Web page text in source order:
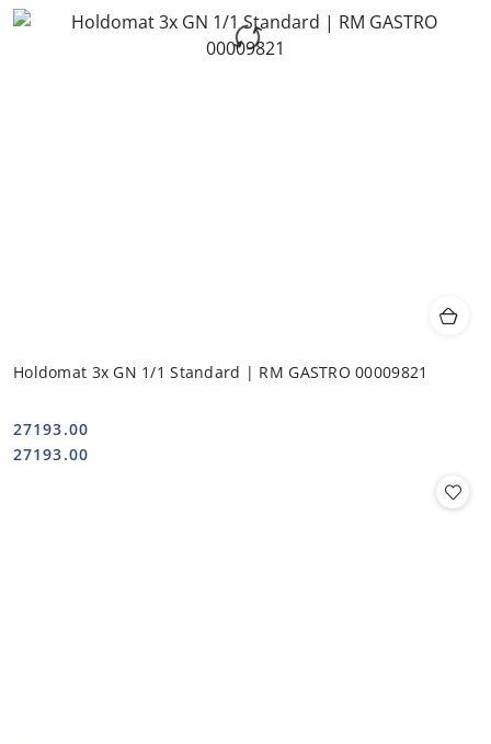
Holdomat 3x GN 1/1 Standard | RM GASTRO 00009821
Cena:
27193.00
Cena:
27193.00